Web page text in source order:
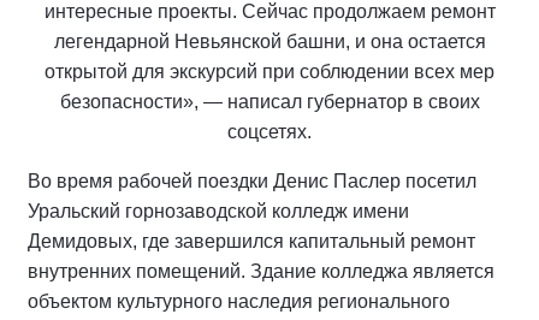
интересные проекты. Сейчас продолжаем ремонт
легендарной Невьянской башни, и она остается
открытой для экскурсий при соблюдении всех мер
безопасности», — написал губернатор в своих
соцсетях.
Во время рабочей поездки Денис Паслер посетил
Уральский горнозаводской колледж имени
Демидовых, где завершился капитальный ремонт
внутренних помещений. Здание колледжа является
объектом культурного наследия регионального